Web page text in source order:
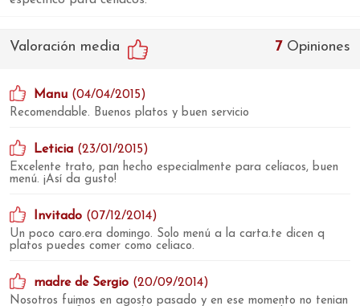
7Opiniones
Valoración media
Manu (04/04/2015)
Recomendable. Buenos platos y buen servicio
Leticia (23/01/2015)
Excelente trato, pan hecho especialmente para celíacos, buen
menú. ¡Así da gusto!
Invitado (07/12/2014)
Un poco caro.era domingo. Solo menú a la carta.te dicen q
platos puedes comer como celiaco.
madre de Sergio (20/09/2014)
Nosotros fuimos en agosto pasado y en ese momento no tenian